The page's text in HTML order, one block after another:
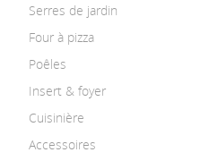
Serres de jardin
Four à pizza
Poêles
Insert & foyer
Cuisinière
Accessoires